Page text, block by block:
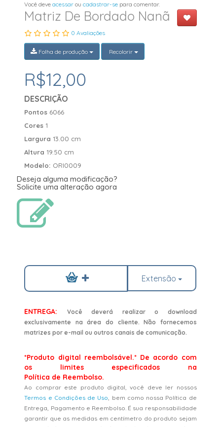
Você deveacessar oucadastrar-se para comentar.
Matriz De Bordado Nanã
0 Avaliações
Folha de produção Recolorir
R$12,00
DESCRIÇÃO
Pontos 6066
Cores 1
Largura 13.00 cm
Altura 19.50 cm
Modelo: ORI0009
Deseja alguma modificação?
Solicite uma alteração agora
Extensão
ENTREGA:
Você deverá realizar o download
exclusivamente na área do cliente. Não fornecemos
matrizes por e-mail ou outros canais de comunicação.
*Produto digital reembolsável.* De acordo com
os limites especificados na
Política de Reembolso.
Ao comprar este produto digital, você deve ler nossos
Termos e Condições de Uso, bem como nossa Política de
Entrega, Pagamento e Reembolso. É sua responsabilidade
garantir que as medidas em centímetro do produto sejam